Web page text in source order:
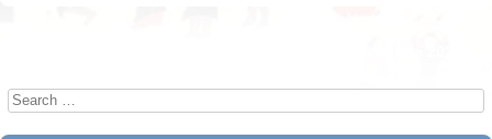
Post navigation
Search